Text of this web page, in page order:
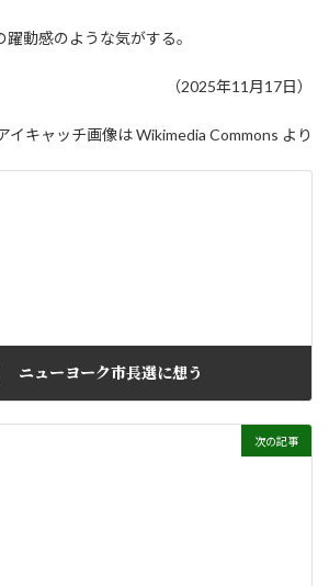
動感のような気がする。
（2025年11月17日）
イキャッチ画像は Wikimedia Commons より
ニューヨーク市長選に想う
次の記事